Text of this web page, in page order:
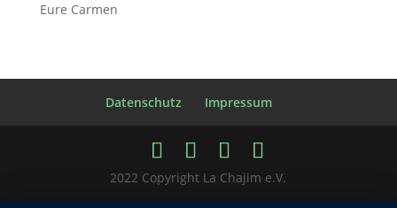
Eure Carmen
Datenschutz Impressum
2022 Copyright La Chajim e.V.